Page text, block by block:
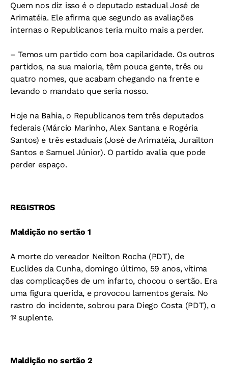
Quem nos diz isso é o deputado estadual José de
Arimatéia. Ele afirma que segundo as avaliações
internas o Republicanos teria muito mais a perder.
– Temos um partido com boa capilaridade. Os outros
partidos, na sua maioria, têm pouca gente, três ou
quatro nomes, que acabam chegando na frente e
levando o mandato que seria nosso.
Hoje na Bahia, o Republicanos tem três deputados
federais (Márcio Marinho, Alex Santana e Rogéria
Santos) e três estaduais (José de Arimatéia, Jurailton
Santos e Samuel Júnior). O partido avalia que pode
perder espaço.
REGISTROS
Maldição no sertão 1
A morte do vereador Neilton Rocha (PDT), de
Euclides da Cunha, domingo último, 59 anos, vítima
das complicações de um infarto, chocou o sertão. Era
uma figura querida, e provocou lamentos gerais. No
rastro do incidente, sobrou para Diego Costa (PDT), o
1º suplente.
Maldição no sertão 2